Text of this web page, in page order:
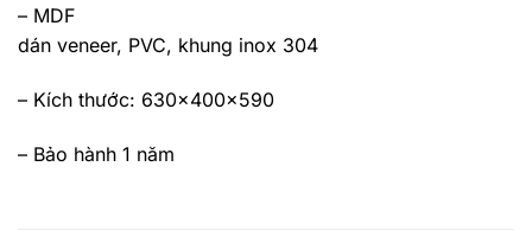
– MDF
dán veneer, PVC, khung inox 304
– Kích thước: 630x400x590
– Bảo hành 1 năm